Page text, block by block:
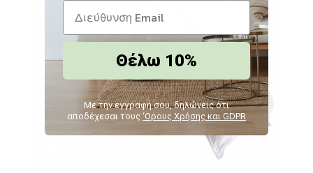
Θέλω 10%
Με την εγγραφή σου, δηλώνεις ότι
αποδέχεσαι τους ‘Ορους Χρήσης και GDPR